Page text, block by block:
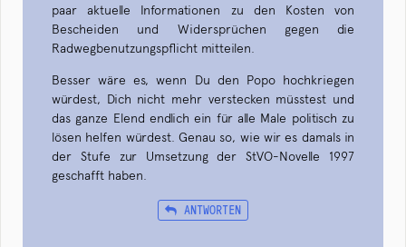
paar aktuelle Informationen zu den Kosten von
Bescheiden und Widersprüchen gegen die
Radwegbenutzungspflicht mitteilen.
Besser wäre es, wenn Du den Popo hochkriegen
würdest, Dich nicht mehr verstecken müsstest und
das ganze Elend endlich ein für alle Male politisch zu
lösen helfen würdest. Genau so, wie wir es damals in
der Stufe zur Umsetzung der StVO-Novelle 1997
geschafft haben.
ANTWORTEN